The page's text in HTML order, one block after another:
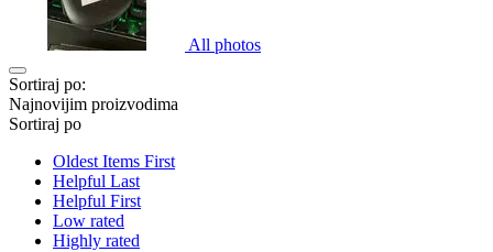
All photos
Sortiraj po:
Najnovijim proizvodima
Sortiraj po
Oldest Items First
Helpful Last
Helpful First
Low rated
Highly rated